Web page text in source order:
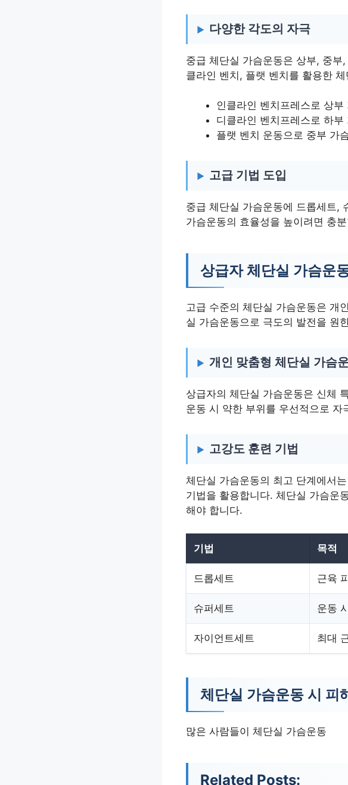
다양한 각도의 자극
중급 체단실 가슴운동은 상부, 중
클라인 벤치, 플랫 벤치를 활용한
인클라인 벤치프레스로 상부
디클라인 벤치프레스로 하부
플랫 벤치 운동으로 중부 가
고급 기법 도입
중급 체단실 가슴운동에 드롭세트,
가슴운동의 효율성을 높이려면 충
상급자 체단실 가슴운
고급 수준의 체단실 가슴운동은 개
실 가슴운동으로 극도의 발전을 원
개인 맞춤형 체단실 가슴
상급자의 체단실 가슴운동은 신체
운동 시 약한 부위를 우선적으로
고강도 훈련 기법
체단실 가슴운동의 최고 단계에서
기법을 활용합니다. 체단실 가슴운
해야 합니다.
기법 목적
드롭세트 근육
슈퍼세트 운동
자이언트세트 최대
체단실 가슴운동 시 피
많은 사람들이 체단실 가슴운동
Related Posts: